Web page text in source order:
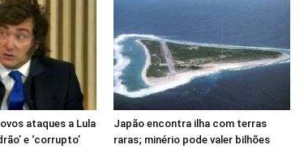
ataques a Lula
e ‘corrupto’
Japão encontra ilha com terras
raras; minério pode valer bilhões